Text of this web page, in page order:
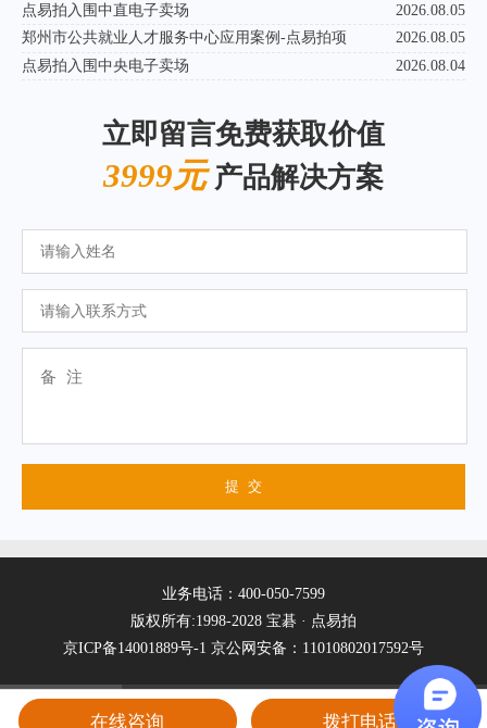
点易拍入围中直电子卖场
2026.08.05
郑州市公共就业人才服务中心应用案例-点易拍项
2026.08.05
点易拍入围中央电子卖场
2026.08.04
立即留言免费获取价值
3999元产品解决方案
业务电话：400-050-7599
版权所有:1998-2028 宝碁 · 点易拍
京ICP备14001889号-1 京公网安备：11010802017592号
在线咨询 拨打电话